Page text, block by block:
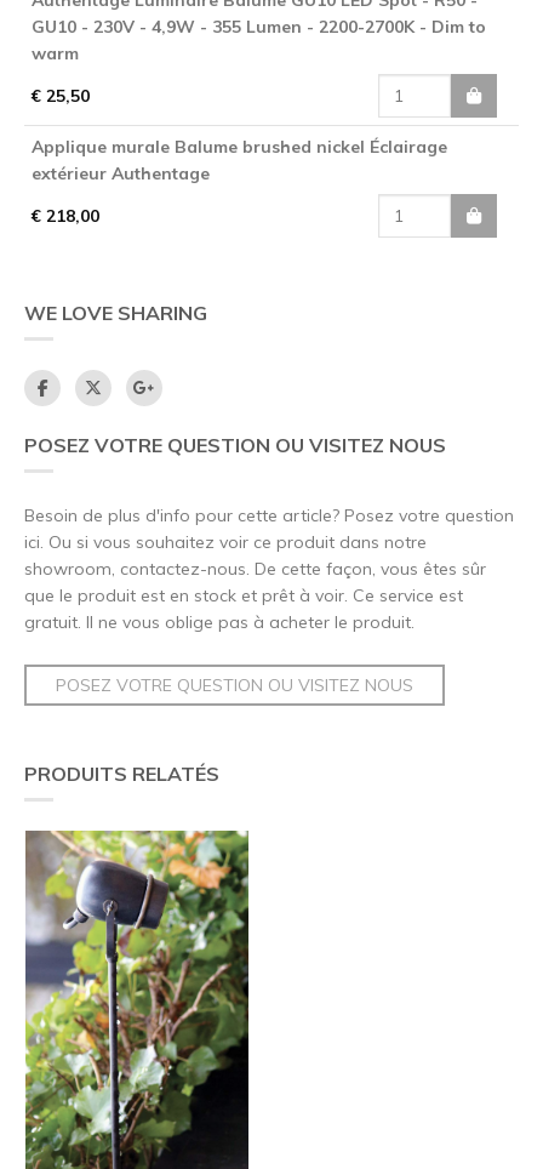
GU10 - 230V - 4,9W - 355 Lumen - 2200-2700K - Dim to
warm
€ 25,50
Applique murale Balume brushed nickel Éclairage
extérieur Authentage
€ 218,00
WE LOVE SHARING
POSEZ VOTRE QUESTION OU VISITEZ NOUS
Besoin de plus d'info pour cette article? Posez votre question
ici. Ou si vous souhaitez voir ce produit dans notre
showroom, contactez-nous. De cette façon, vous êtes sûr
que le produit est en stock et prêt à voir. Ce service est
gratuit. Il ne vous oblige pas à acheter le produit.
POSEZ VOTRE QUESTION OU VISITEZ NOUS
PRODUITS RELATÉS